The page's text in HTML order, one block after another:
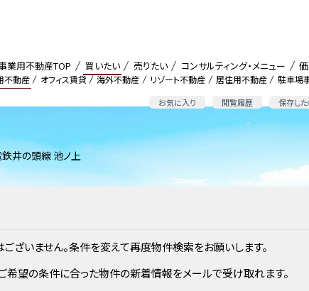
不動産 オフィス賃貸 海外不動産 リゾート不動産 居住用不動産 駐車場
お気に入り 閲覧履歴 保存し
業用不動産TOP 買いたい 売りたい コンサルティング・メニュー
井の頭線 池ノ上
ざいません。条件を変えて再度物件検索をお願いします。
希望の条件に合った物件の新着情報をメールで受け取れます。